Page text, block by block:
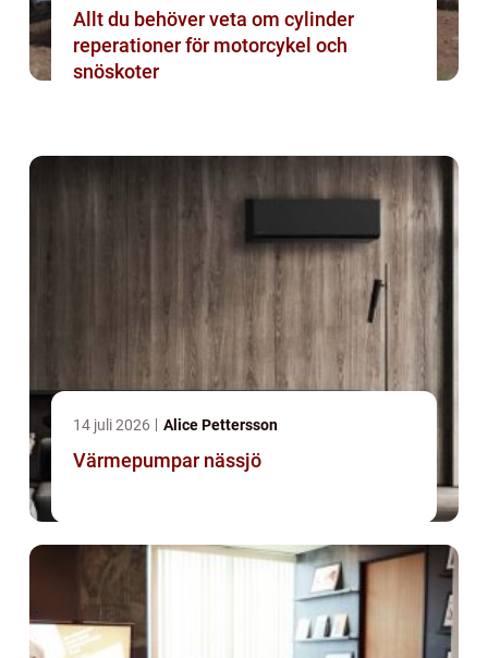
Allt du behöver veta om cylinder
reperationer för motorcykel och
snöskoter
14 juli 2026 Alice Pettersson
Värmepumpar nässjö